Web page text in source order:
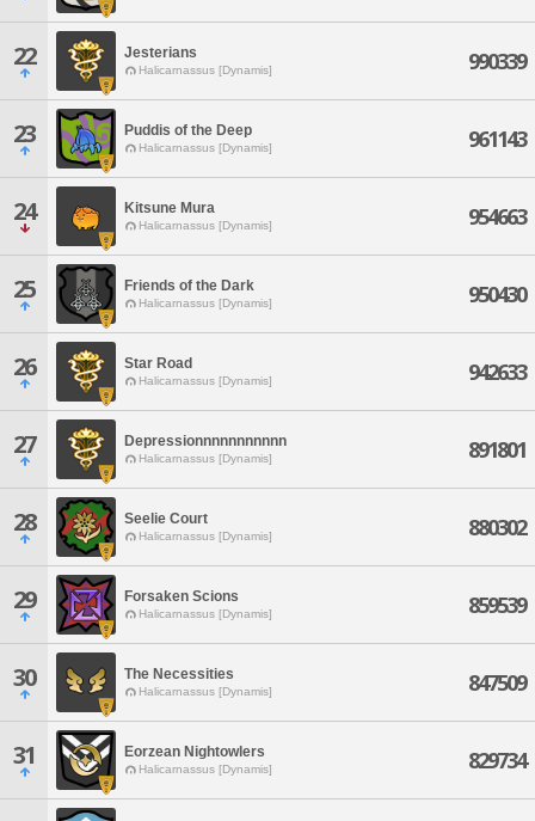
22 Jesterians
Halicarnassus [Dynamis] 990339
23 Puddis of the Deep
Halicarnassus [Dynamis] 961143
24 Kitsune Mura
Halicarnassus [Dynamis] 954663
25 Friends of the Dark
Halicarnassus [Dynamis] 950430
26 Star Road
Halicarnassus [Dynamis] 942633
27 Depressionnnnnnnnnnn
Halicarnassus [Dynamis] 891801
28 Seelie Court
Halicarnassus [Dynamis] 880302
29 Forsaken Scions
Halicarnassus [Dynamis] 859539
30 The Necessities
Halicarnassus [Dynamis] 847509
31 Eorzean Nightowlers
Halicarnassus [Dynamis] 829734